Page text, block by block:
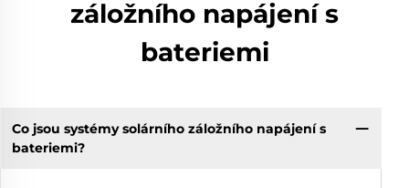
záložního napájení s
bateriemi
Co jsou systémy solárního záložního napájení s
bateriemi?